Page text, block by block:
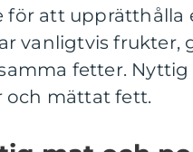
för att upprätthålla
vanligtvis frukter,
fetter.
och mättat fett.